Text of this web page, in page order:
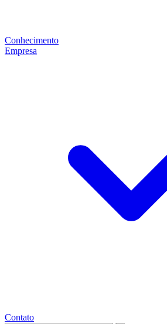
Conhecimento
Empresa
Contato